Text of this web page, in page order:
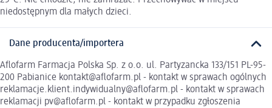
niedostępnym dla małych dzieci.
Dane producenta/importera
Aflofarm Farmacja Polska Sp. z o.o. ul. Partyzancka 133/151 PL-95-
200 Pabianice kontakt@aflofarm.pl - kontakt w sprawach ogólnych
reklamacje.klient.indywidualny@aflofarm.pl - kontakt w sprawach
reklamacji pv@aflofarm.pl - kontakt w przypadku zgłoszenia